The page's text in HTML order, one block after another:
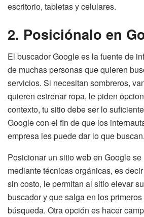
escritorio, tabletas y celulares.
2. Posiciónalo en
El buscador Google es la fuente de
de muchas personas que quieren
servicios. Si necesitan sombreros,
quieren estrenar ropa, le piden
contexto, tu sitio debe ser lo
Google con el fin de que los
empresa les puede dar lo que buscan.
Posicionar un sitio web en Google
mediante técnicas orgánicas, es
sin costo, le permitan al sitio elevar
buscador y que salga en los
búsqueda. Otra opción es hacer